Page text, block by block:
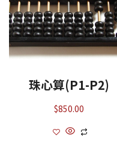
珠心算(P1-P2)
$850.00